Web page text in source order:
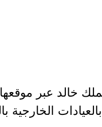
خالد عبر
الخارجية